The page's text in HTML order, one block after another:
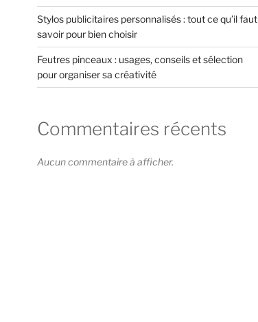
Stylos publicitaires personnalisés : tout ce qu’il faut
savoir pour bien choisir
Feutres pinceaux : usages, conseils et sélection
pour organiser sa créativité
Commentaires récents
Aucun commentaire à afficher.